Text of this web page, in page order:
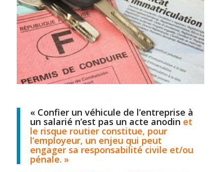
« Confier un véhicule de l’entreprise à
un salarié n’est pas un acte anodin et
le risque routier constitue, pour
l’employeur, un enjeu qui peut
engager sa responsabilité civile et/ou
pénale. »